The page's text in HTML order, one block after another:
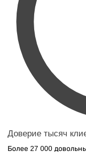
Доверие тысяч
Более 27 000